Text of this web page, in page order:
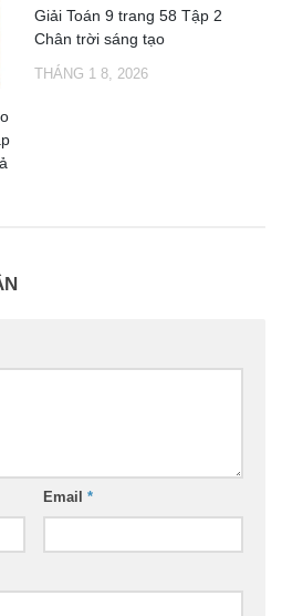
Giải Toán 9 trang 58 Tập 2
Chân trời sáng tạo
THÁNG 1 8, 2026
Email *